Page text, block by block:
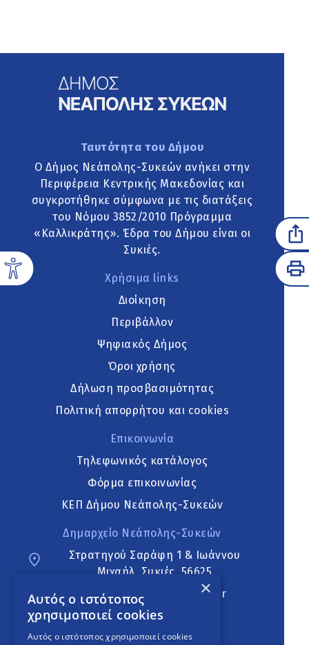
Ταυτότητα του Δήμου
Ο Δήμος Νεάπολης-Συκεών ανήκει στην
Περιφέρεια Κεντρικής Μακεδονίας και
συγκροτήθηκε σύμφωνα με τις διατάξεις
του Νόμου 3852/2010 Πρόγραμμα
«Καλλικράτης». Έδρα του Δήμου είναι οι
Συκιές.
Χρήσιμα links
Διοίκηση
Περιβάλλον
Ψηφιακός Δήμος
Όροι χρήσης
Δήλωση προσβασιμότητας
Πολιτική απορρήτου και cookies
Επικοινωνία
Τηλεφωνικός κατάλογος
Φόρμα επικοινωνίας
ΚΕΠ Δήμου Νεάπολης-Συκεών
Δημαρχείο Νεάπολης-Συκεών
Στρατηγού Σαράφη 1 & Ιωάννου
Μιχαήλ, Συκιές, 56625
neapoli.sykies@ddt.gov.gr
Ακολουθήστε
×
Αυτός ο ιστότοπος
χρησιμοποιεί cookies
Αυτός ο ιστότοπος χρησιμοποιεί cookies